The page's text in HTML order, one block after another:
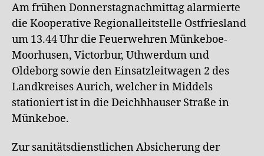
Am frühen Donnerstagnachmittag alarmierte
die Kooperative Regionalleitstelle Ostfriesland
um 13.44 Uhr die Feuerwehren Münkeboe-
Moorhusen, Victorbur, Uthwerdum und
Oldeborg sowie den Einsatzleitwagen 2 des
Landkreises Aurich, welcher in Middels
stationiert ist in die Deichhhauser Straße in
Münkeboe.
Zur sanitätsdienstlichen Absicherung der